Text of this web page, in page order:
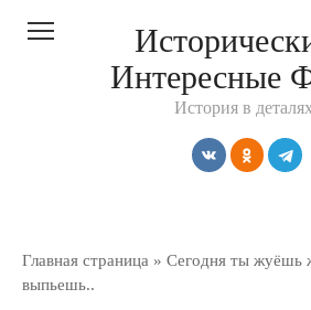
Интересные
История в
Главная страница » Сегодня ты жуёшь
выпьешь..